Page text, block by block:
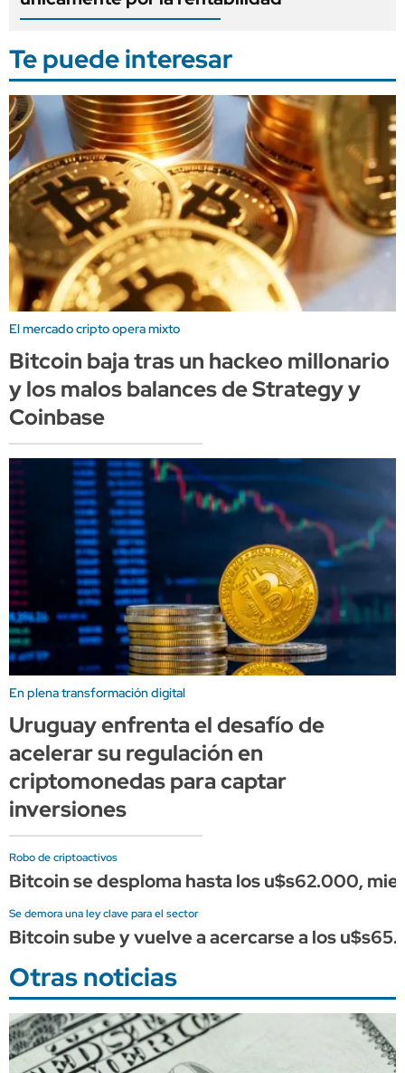
Te puede interesar
El mercado cripto opera mixto
Bitcoin baja tras un hackeo millonario
y los malos balances de Strategy y
Coinbase
En plena transformación digital
Uruguay enfrenta el desafío de
acelerar su regulación en
criptomonedas para captar
inversiones
Robo de criptoactivos
Bitcoin se desploma hasta los u$s62.000,
Se demora una ley clave para el sector
Bitcoin sube y vuelve a acercarse a los
Otras noticias